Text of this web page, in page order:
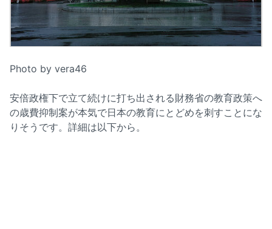
Photo by vera46
安倍政権下で立て続けに打ち出される財務省の教育政策へ
の歳費抑制案が本気で日本の教育にとどめを刺すことにな
りそうです。詳細は以下から。